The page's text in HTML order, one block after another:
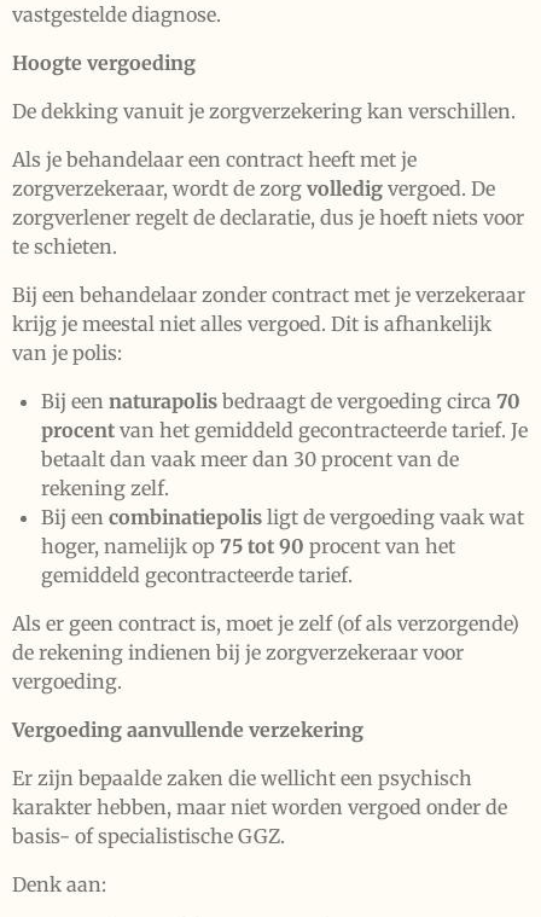
vastgestelde diagnose.
Hoogte vergoeding
De dekking vanuit je zorgverzekering kan verschillen.
Als je behandelaar een contract heeft met je
zorgverzekeraar, wordt de zorg volledig vergoed. De
zorgverlener regelt de declaratie, dus je hoeft niets voor
te schieten.
Bij een behandelaar zonder contract met je verzekeraar
krijg je meestal niet alles vergoed. Dit is afhankelijk
van je polis:
Bij een naturapolis bedraagt de vergoeding circa 70
procent van het gemiddeld gecontracteerde tarief. Je
betaalt dan vaak meer dan 30 procent van de
rekening zelf.
Bij een combinatiepolis ligt de vergoeding vaak wat
hoger, namelijk op 75 tot 90 procent van het
gemiddeld gecontracteerde tarief.
Als er geen contract is, moet je zelf (of als verzorgende)
de rekening indienen bij je zorgverzekeraar voor
vergoeding.
Vergoeding aanvullende verzekering
Er zijn bepaalde zaken die wellicht een psychisch
karakter hebben, maar niet worden vergoed onder de
basis- of specialistische GGZ.
Denk aan: